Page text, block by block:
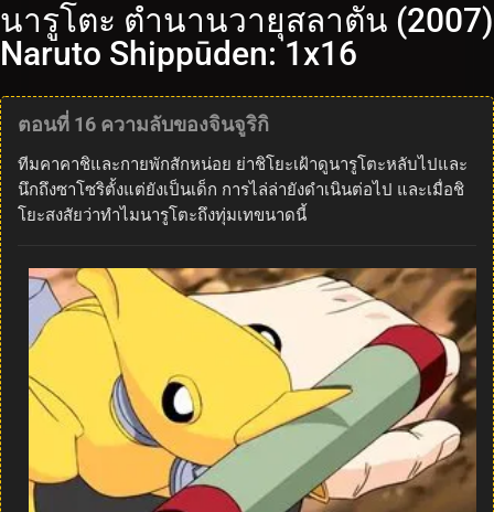
นารูโตะ ตำนานวายุสลาตัน (2007)
Naruto Shippūden: 1x16
ตอนที่ 16 ความลับของจินจูริกิ
ทีมคาคาชิและกายพักสักหน่อย ย่าชิโยะเฝ้าดูนารูโตะหลับไปและ
นึกถึงซาโซริตั้งแต่ยังเป็นเด็ก การไล่ล่ายังดำเนินต่อไป และเมื่อชิ
โยะสงสัยว่าทำไมนารูโตะถึงทุ่มเทขนาดนี้